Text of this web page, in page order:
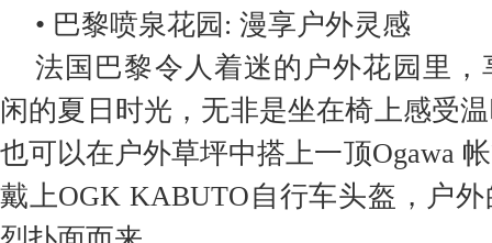
• 巴黎喷泉花园: 漫享户外灵感
法国巴黎令人着迷的户外花园里
闲的夏日时光，无非是坐在椅上感受
也可以在户外草坪中搭上一顶Ogawa
戴上OGK KABUTO自行车头盔，户